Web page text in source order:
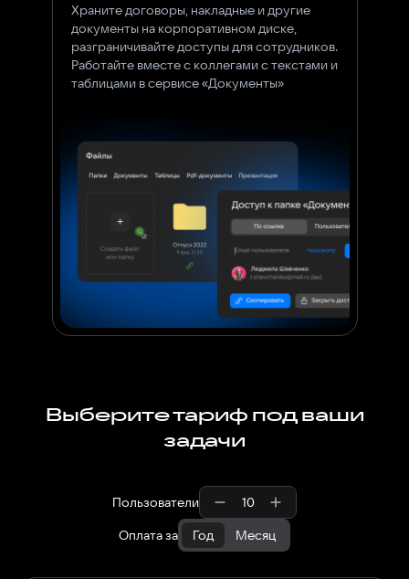
Храните договоры, накладные и другие
документы на корпоративном диске,
разграничивайте доступы для сотрудников.
Работайте вместе с коллегами с текстами и
таблицами в сервисе «Документы»
Выберите тариф под ваши
задачи
Пользователи
Оплата за
Год Месяц